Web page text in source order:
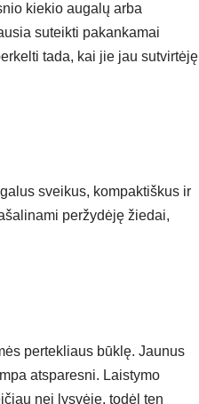
kiekio augalų arba
suteikti pakankamai
tada, kai jie jau sutvirtėję
sveikus, kompaktiškus ir
peržydėję žiedai,
pertekliaus būklę. Jaunus
atsparesni. Laistymo
nei lysvėje, todėl ten